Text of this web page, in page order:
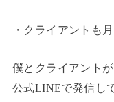
・クライアントも
僕とクライアント
公式LINEで発信し